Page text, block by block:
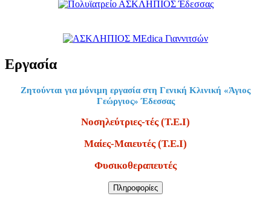
Εργασία
Ζητούνται για μόνιμη εργασία στη Γενική Κλινική «Άγιος
Γεώργιος» Έδεσσας
Νοσηλεύτριες-τές (Τ.Ε.Ι)
Μαίες-Μαιευτές (Τ.Ε.Ι)
Φυσικοθεραπευτές
Πληροφορίες